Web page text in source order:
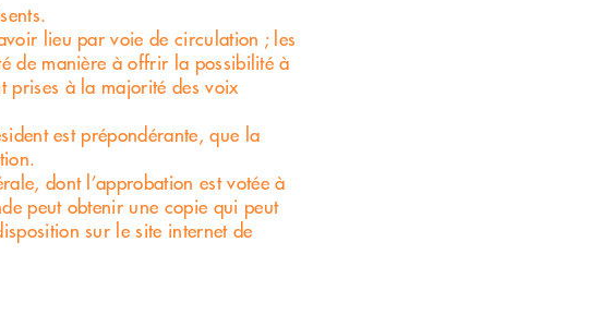
lieu par voie de circulation ; les
de manière à offrir la possibilité à
prises à la majorité des voix
est prépondérante, que la
dont l’approbation est votée à
peut obtenir une copie qui peut
sur le site internet de